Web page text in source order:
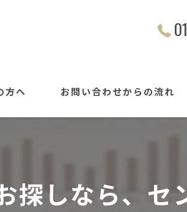
方へ お問い合わせからの流れ
探しなら、セ